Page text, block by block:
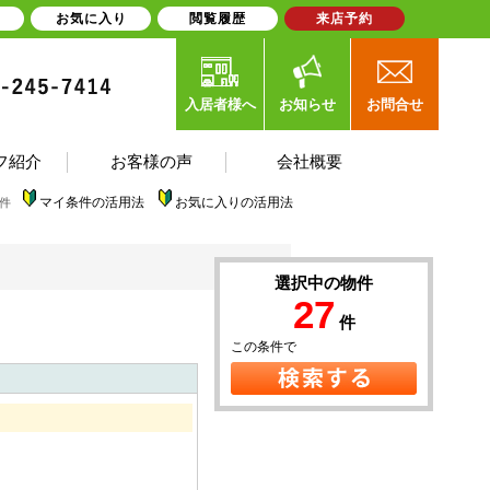
入居者様へ お知らせ お問合せ
紹介 お客様の声 会社概要
マイ条件の活用法 お気に入りの活用法
選択中の物件
27 件
この条件で
お気に入り 閲覧履歴 来店予約